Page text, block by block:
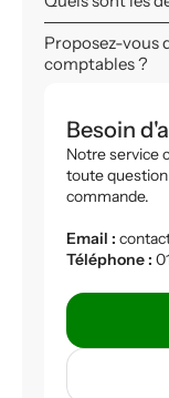
Besoin
Notre service
toute
commande.
Email :
Téléphone :
Proposez-vous
comptables ?